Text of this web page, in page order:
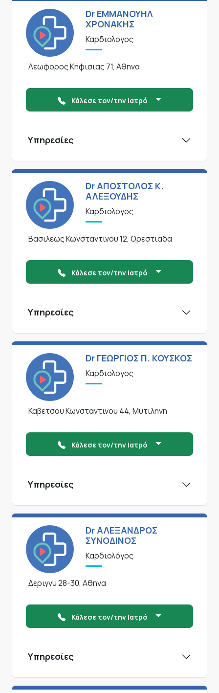
Dr ΕΜΜΑΝΟΥΗΛ
ΧΡΟΝΑΚΗΣ
Καρδιολόγος
Λεωφορος Κηφισιας 71, Αθηνα
Κάλεσε τον/την Ιατρό
Υπηρεσίες
Dr ΑΠΟΣΤΟΛΟΣ Κ.
ΑΛΕΞΟΥΔΗΣ
Καρδιολόγος
Βασιλεως Κωνσταντινου 12, Ορεστιαδα
Κάλεσε τον/την Ιατρό
Υπηρεσίες
Dr ΓΕΩΡΓΙΟΣ Π. ΚΟΥΣΚΟΣ
Καρδιολόγος
Καβετσου Κωνσταντινου 44, Μυτιληνη
Κάλεσε τον/την Ιατρό
Υπηρεσίες
Dr ΑΛΕΞΑΝΔΡΟΣ
ΣΥΝΟΔΙΝΟΣ
Καρδιολόγος
Δεριγνυ 28-30, Αθηνα
Κάλεσε τον/την Ιατρό
Υπηρεσίες